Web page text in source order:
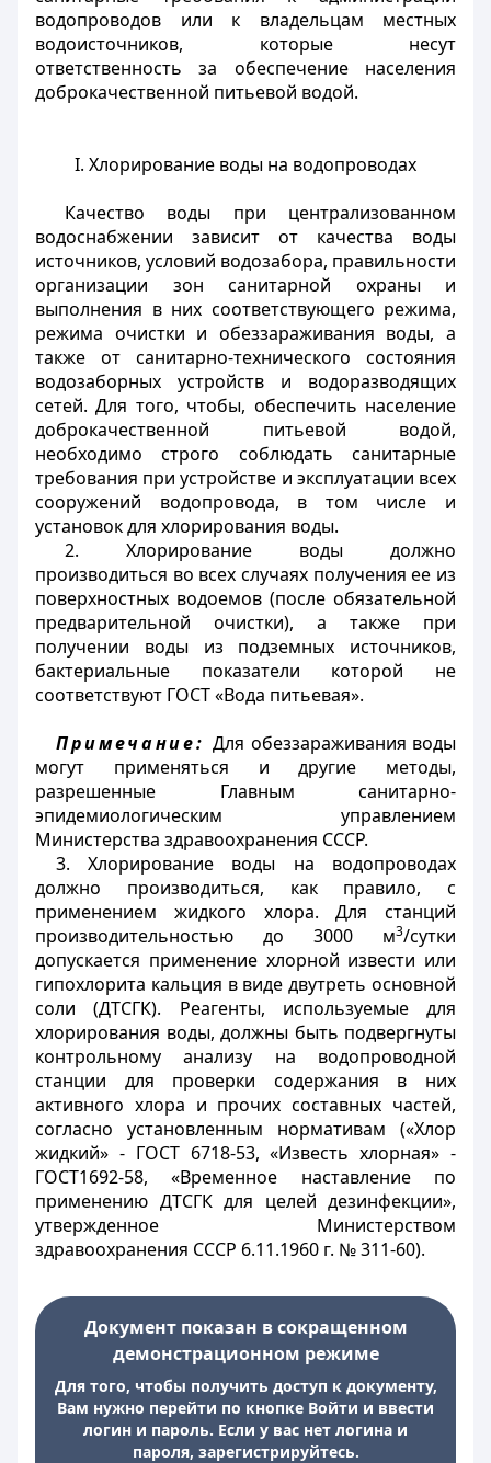
водопроводов или к владельцам местных
водоисточников, которые несут
ответственность за обеспечение населения
доброкачественной питьевой водой.
I. Хлорирование воды на водопроводах
Качество воды при централизованном
водоснабжении зависит от качества воды
источников, условий водозабора, правильности
организации зон санитарной охраны и
выполнения в них соответствующего режима,
режима очистки и обеззараживания воды, а
также от санитарно-технического состояния
водозаборных устройств и водоразводящих
сетей. Для того, чтобы, обеспечить население
доброкачественной питьевой водой,
необходимо строго соблюдать санитарные
требования при устройстве и эксплуатации всех
сооружений водопровода, в том числе и
установок для хлорирования воды.
2. Хлорирование воды должно
производиться во всех случаях получения ее из
поверхностных водоемов (после обязательной
предварительной очистки), а также при
получении воды из подземных источников,
бактериальные показатели которой не
соответствуют ГОСТ «Вода питьевая».
Примечание:Для обеззараживания воды
могут применяться и другие методы,
разрешенные Главным санитарно-
эпидемиологическим управлением
Министерства здравоохранения СССР.
3. Хлорирование воды на водопроводах
должно производиться, как правило, с
применением жидкого хлора. Для станций
производительностью до 3000 м3/сутки
допускается применение хлорной извести или
гипохлорита кальция в виде двутреть основной
соли (ДТСГК). Реагенты, используемые для
хлорирования воды, должны быть подвергнуты
контрольному анализу на водопроводной
станции для проверки содержания в них
активного хлора и прочих составных частей,
согласно установленным нормативам («Хлор
жидкий» - ГОСТ 6718-53, «Известь хлорная» -
ГОСТ1692-58, «Временное наставление по
применению ДТСГК для целей дезинфекции»,
утвержденное Министерством
здравоохранения СССР 6.11.1960 г. № 311-60).
Документ показан в сокращенном
демонстрационном режиме
Для того, чтобы получить доступ к документу,
Вам нужно перейти по кнопке Войти и ввести
логин и пароль. Если у вас нет логина и
пароля, зарегистрируйтесь.